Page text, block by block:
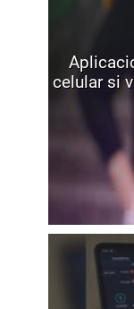
celular si